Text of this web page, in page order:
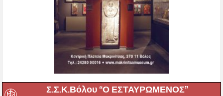
Σ.Σ.Κ.Βόλου “Ο ΕΣΤΑΥΡΩΜΕΝΟΣ”